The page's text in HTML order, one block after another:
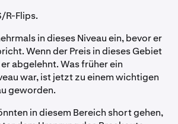
R-Flips.
in dieses Niveau ein, bevor er
Wenn der Preis in dieses Gebiet
abgelehnt. Was früher ein
war, ist jetzt zu einem wichtigen
geworden.
in diesem Bereich short gehen,